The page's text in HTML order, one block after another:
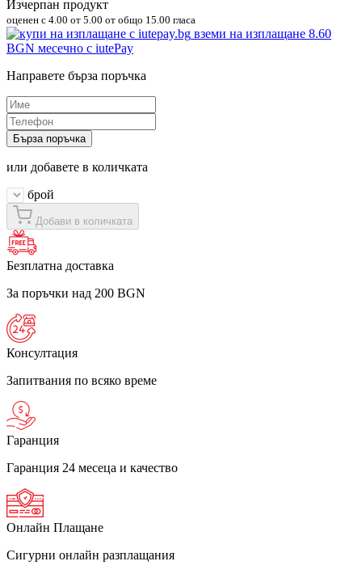
Изчерпан продукт
оценен с 4.00 от 5.00 от общо 15.00 гласа
вземи на изплащане 8.60
BGN месечно с iutePay
Направете бърза поръчка
Бърза поръчка
или добавете в количката
брой
Добави в количката
Безплатна доставка
За поръчки над 200 BGN
Консултация
Запитвания по всяко време
Гаранция
Гаранция 24 месеца и качество
Онлайн Плащане
Сигурни онлайн разплащания